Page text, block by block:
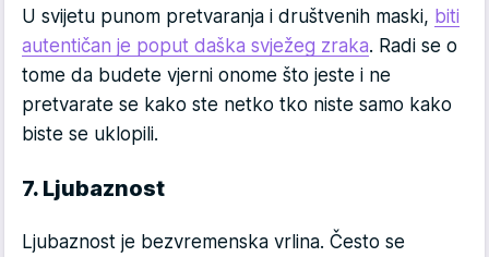
U svijetu punom pretvaranja i društvenih maski, biti
autentičan je poput daška svježeg zraka. Radi se o
tome da budete vjerni onome što jeste i ne
pretvarate se kako ste netko tko niste samo kako
biste se uklopili.
7. Ljubaznost
Ljubaznost je bezvremenska vrlina. Često se